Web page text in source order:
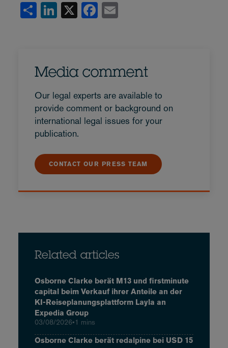
Share
LinkedIn
X Facebook
Media comment
Our legal experts are available to
provide comment or background on
international legal issues for your
publication.
CONTACT OUR PRESS TEAM
Related articles
Osborne Clarke berät M13 und firstminute
capital beim Verkauf ihrer Anteile an der
KI-Reiseplanungsplattform Layla an
Expedia Group
03/08/2026•1 mins
Osborne Clarke berät redalpine bei USD 15